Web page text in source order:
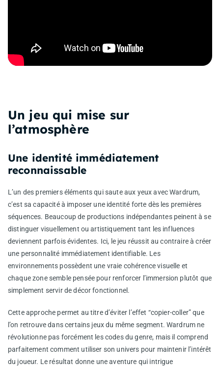
Un jeu qui mise sur
l’atmosphère
Une identité immédiatement
reconnaissable
L’un des premiers éléments qui saute aux yeux avec Wardrum,
c’est sa capacité à imposer une identité forte dès les premières
séquences. Beaucoup de productions indépendantes peinent à se
distinguer visuellement ou artistiquement tant les influences
deviennent parfois évidentes. Ici, le jeu réussit au contraire à créer
une personnalité immédiatement identifiable. Les
environnements possèdent une vraie cohérence visuelle et
chaque zone semble pensée pour renforcer l’immersion plutôt que
simplement servir de décor fonctionnel.
Cette approche permet au titre d’éviter l’effet “copier-coller” que
l’on retrouve dans certains jeux du même segment. Wardrum ne
révolutionne pas forcément les codes du genre, mais il comprend
parfaitement comment utiliser son univers pour maintenir l’intérêt
du joueur. Le résultat donne une aventure qui intrigue